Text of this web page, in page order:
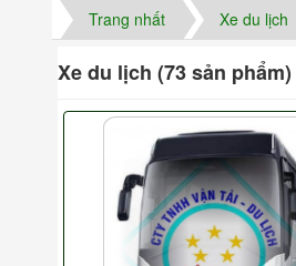
Trang nhất Xe du lịch
Xe du lịch (73 sản phẩm)